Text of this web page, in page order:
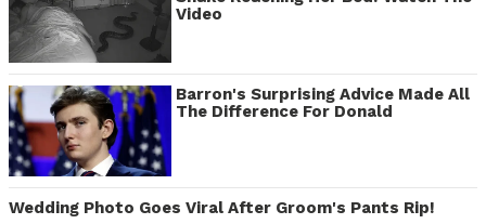
Video
Barron's Surprising Advice Made All
The Difference For Donald
Wedding Photo Goes Viral After Groom's Pants Rip!